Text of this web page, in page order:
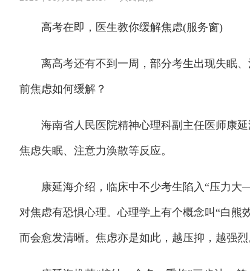
高考在即，医生教你缓解焦虑(服务窗)
离高考还有不到一周，部分考生出现失眠、
前焦虑如何缓解？
海南省人民医院精神心理科副主任医师康延
焦虑失眠、注意力涣散等反应。
康延海介绍，临床中不少考生陷入“压力大
对焦虑有恐惧心理。心理学上有个概念叫“白
而会愈发清晰。焦虑亦是如此，越压抑，越强烈